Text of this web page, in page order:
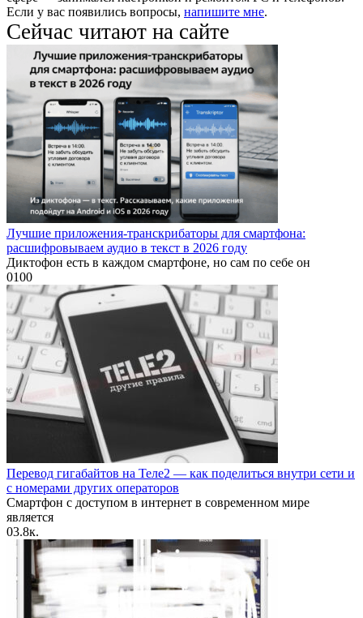
Если у вас появились вопросы, напишите мне.
Сейчас читают на сайте
Лучшие приложения-транскрибаторы для смартфона:
расшифровываем аудио в текст в 2026 году
Диктофон есть в каждом смартфоне, но сам по себе он
0100
Перевод гигабайтов на Теле2 — как поделиться внутри сети и
с номерами других операторов
Смартфон с доступом в интернет в современном мире
является
03.8к.